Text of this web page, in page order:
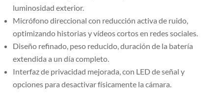
luminosidad exterior.
Micrófono direccional con reducción activa de ruido,
optimizando historias y vídeos cortos en redes sociales.
Diseño refinado, peso reducido, duración de la batería
extendida a un día completo.
Interfaz de privacidad mejorada, con LED de señal y
opciones para desactivar físicamente la cámara.